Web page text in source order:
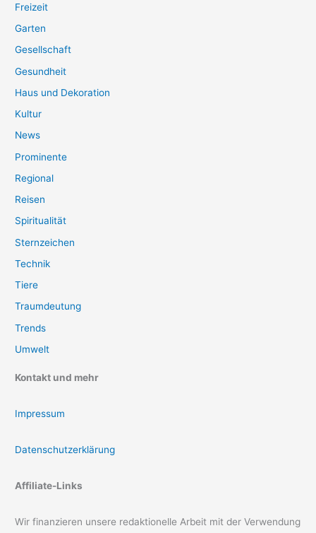
Freizeit
Garten
Gesellschaft
Gesundheit
Haus und Dekoration
Kultur
News
Prominente
Regional
Reisen
Spiritualität
Sternzeichen
Technik
Tiere
Traumdeutung
Trends
Umwelt
Kontakt und mehr
Impressum
Datenschutzerklärung
Affiliate-Links
Wir finanzieren unsere redaktionelle Arbeit mit der Verwendung